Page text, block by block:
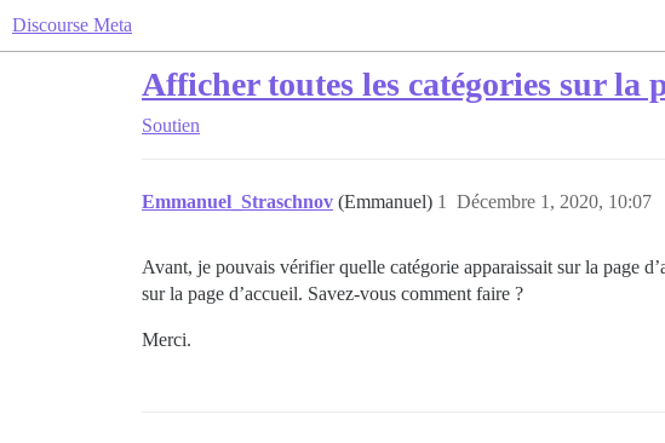
Discourse Meta
Afficher toutes les catégories sur la
Soutien
Emmanuel_Straschnov (Emmanuel) Décembre 1, 2020, 10:07
1
Avant, je pouvais vérifier quelle catégorie apparaissait sur la page
sur la page d’accueil. Savez-vous comment faire ?
Merci.